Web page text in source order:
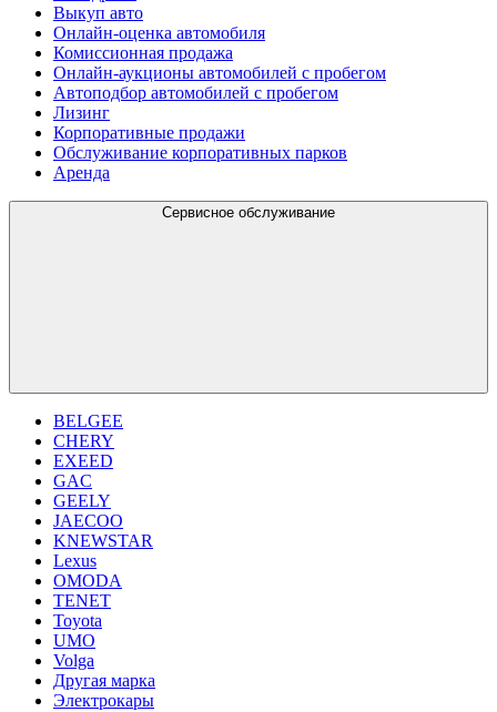
Выкуп авто
Онлайн-оценка автомобиля
Комиссионная продажа
Онлайн-аукционы автомобилей с пробегом
Автоподбор автомобилей с пробегом
Лизинг
Корпоративные продажи
Обслуживание корпоративных парков
Аренда
Сервисное обслуживание
BELGEE
CHERY
EXEED
GAC
GEELY
JAECOO
KNEWSTAR
Lexus
OMODA
TENET
Toyota
UMO
Volga
Другая марка
Электрокары